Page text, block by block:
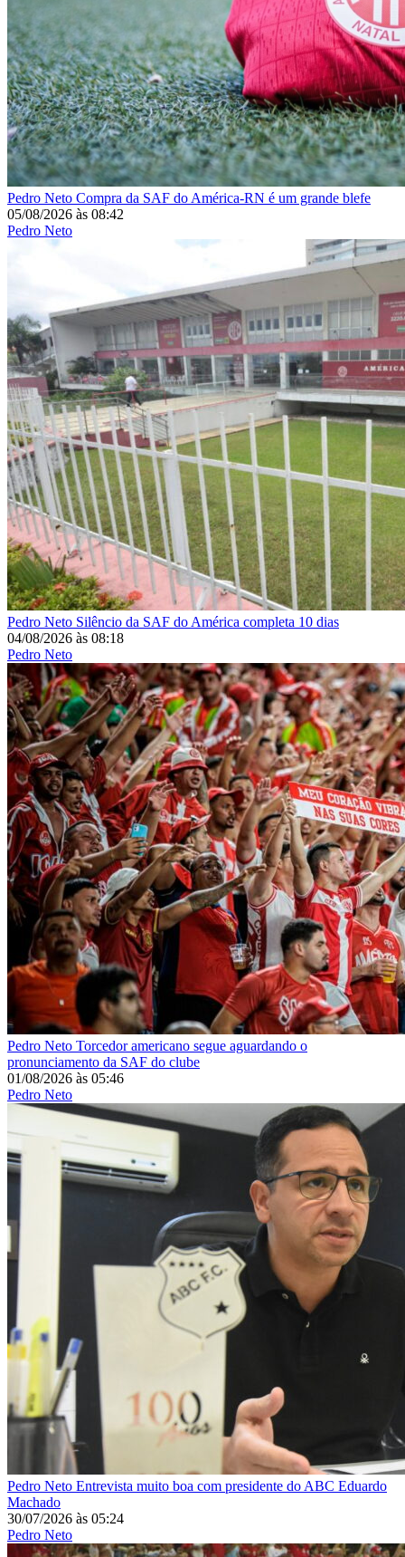
Pedro Neto Compra da SAF do América-RN é um grande blefe
05/08/2026 às 08:42
Pedro Neto
Pedro Neto Silêncio da SAF do América completa 10 dias
04/08/2026 às 08:18
Pedro Neto
Pedro Neto Torcedor americano segue aguardando o
pronunciamento da SAF do clube
01/08/2026 às 05:46
Pedro Neto
Pedro Neto Entrevista muito boa com presidente do ABC Eduardo
Machado
30/07/2026 às 05:24
Pedro Neto